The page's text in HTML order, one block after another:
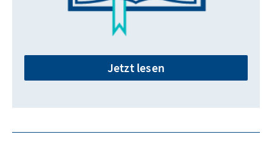
Jetzt lesen